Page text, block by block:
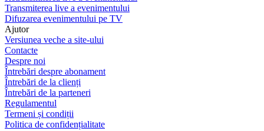
Transmiterea live a evenimentului
Difuzarea evenimentului pe TV
Ajutor
Versiunea veche a site-ului
Contacte
Despre noi
Întrebări despre abonament
Întrebări de la clienți
Întrebări de la parteneri
Regulamentul
Termeni și condiții
Politica de confidențialitate